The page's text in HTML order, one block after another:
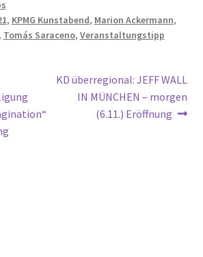
, KPMG Kunstabend, Marion Ackermann,
, Tomás Saraceno, Veranstaltungstipp
Nächster
Beitrag:
KD überregional: JEFF WALL
IN MÜNCHEN – morgen
(6.11.) Eröffnung